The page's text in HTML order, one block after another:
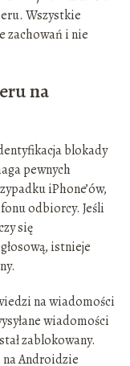
Wszystkie
zachowań i nie
na
blokady
pewnych
iPhone’ów,
odbiorcy. Jeśli
się
istnieje
na wiadomości
wiadomości
zablokowany.
Androidzie